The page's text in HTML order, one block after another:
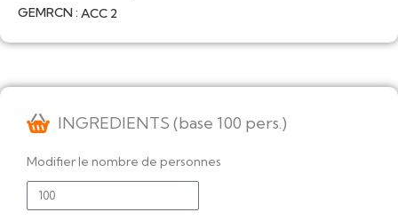
GEMRCN : ACC 2
INGREDIENTS (base 100 pers.)
Modifier le nombre de personnes